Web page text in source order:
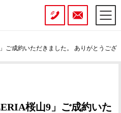
ご成約いただきました。 ありがとうござ
桜山9」ご成約いた